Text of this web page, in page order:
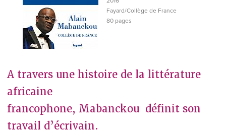
Fayard/Collège de France
80 pages
A travers une histoire de la littérature
africaine
francophone, Mabanckou définit son
travail d’écrivain.